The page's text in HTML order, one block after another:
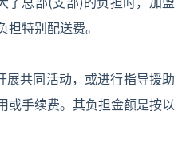
特别配送费。
展共同活动，或进行指导援助
或手续费。其负担金额是按以